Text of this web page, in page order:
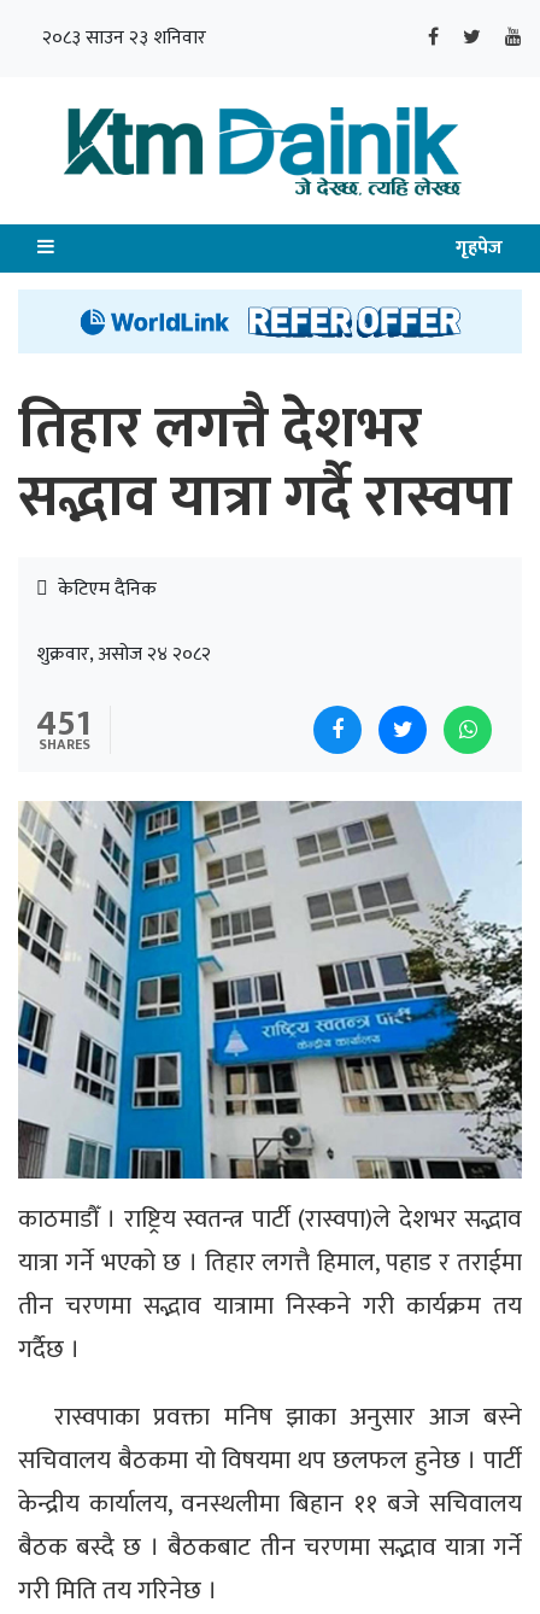
२०८३ साउन २३ शनिवार
गृहपेज
तिहार लगत्तै देशभर
सद्भाव यात्रा गर्दै रास्वपा
केटिएम दैनिक
शुक्रवार, असोज २४ २०८२
451
SHARES
काठमाडौँ । राष्ट्रिय स्वतन्त्र पार्टी (रास्वपा)ले देशभर सद्भाव
यात्रा गर्ने भएको छ । तिहार लगत्तै हिमाल, पहाड र तराईमा
तीन चरणमा सद्भाव यात्रामा निस्कने गरी कार्यक्रम तय
गर्दैछ ।
रास्वपाका प्रवक्ता मनिष झाका अनुसार आज बस्ने
सचिवालय बैठकमा यो विषयमा थप छलफल हुनेछ । पार्टी
केन्द्रीय कार्यालय, वनस्थलीमा बिहान ११ बजे सचिवालय
बैठक बस्दै छ । बैठकबाट तीन चरणमा सद्भाव यात्रा गर्ने
गरी मिति तय गरिनेछ ।